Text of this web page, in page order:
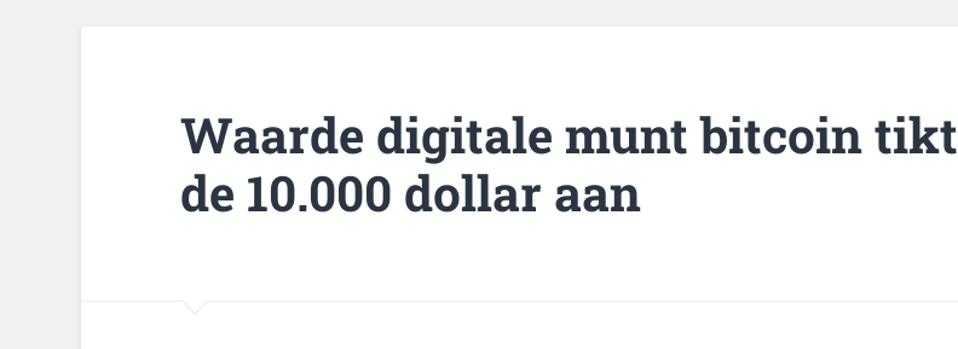
Waarde digitale munt bitcoin tikt
de 10.000 dollar aan